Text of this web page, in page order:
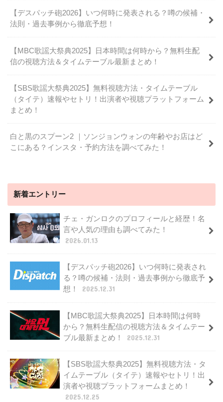
【デスパッチ砲2026】いつ何時に発表される？噂の候補・
法則・過去事例から徹底予想！
【MBC歌謡大祭典2025】日本時間は何時から？無料生配
信の視聴方法＆タイムテーブル最新まとめ！
【SBS歌謡大祭典2025】無料視聴方法・タイムテーブル
（タイテ）速報やセトリ！出演者や視聴プラットフォーム
まとめ！
白と黒のスプーン2 ｜ソンジョンウォンの年齢やお店はど
こにある？インスタ・予約方法を調べてみた！
新着エントリー
チェ・ガンロクのプロフィールと経歴！名
言や人気の理由も調べてみた！
2026.01.13
【デスパッチ砲2026】いつ何時に発表され
る？噂の候補・法則・過去事例から徹底予
想！
2025.12.31
【MBC歌謡大祭典2025】日本時間は何時
から？無料生配信の視聴方法＆タイムテー
ブル最新まとめ！
2025.12.31
【SBS歌謡大祭典2025】無料視聴方法・タ
イムテーブル（タイテ）速報やセトリ！出
演者や視聴プラットフォームまとめ！
2025.12.25